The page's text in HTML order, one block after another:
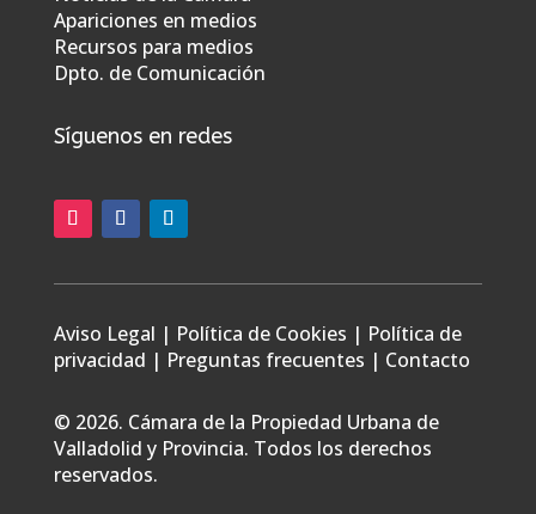
Apariciones en medios
Recursos para medios
Dpto. de Comunicación
Síguenos en redes
Aviso Legal | Política de Cookies | Política de
privacidad | Preguntas frecuentes | Contacto
© 2026. Cámara de la Propiedad Urbana de
Valladolid y Provincia. Todos los derechos
reservados.